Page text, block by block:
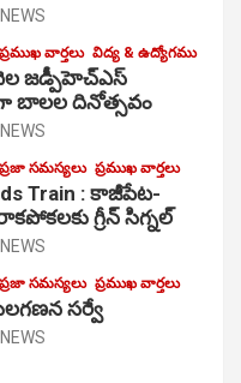
ప్రముఖ వార్తలు విద్య & ఉద్యోగము
జ‌డ్పీహెచ్ఎస్
దినోత్సవం
ప్రజా సమస్యలు ప్రముఖ వార్తలు
Train : కాజీపేట-
గ్రీన్ సిగ్నల్
ప్రజా సమస్యలు ప్రముఖ వార్తలు
సర్వే